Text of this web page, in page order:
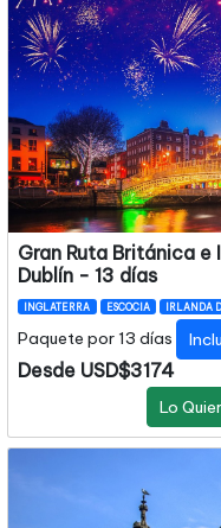
Gran Ruta Británica
Dublín - 13 días
INGLATERRA ESCOCIA IRLANDA
Paquete por 13 días
Desde USD$3174
Lo